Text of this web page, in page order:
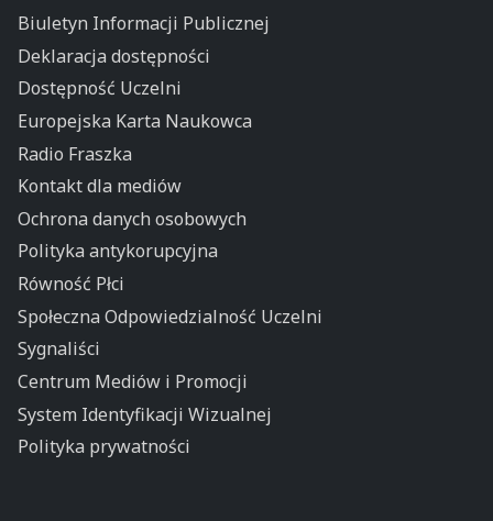
Biuletyn Informacji Publicznej
Deklaracja dostępności
Dostępność Uczelni
Europejska Karta Naukowca
Radio Fraszka
Kontakt dla mediów
Ochrona danych osobowych
Polityka antykorupcyjna
Równość Płci
Społeczna Odpowiedzialność Uczelni
Sygnaliści
Centrum Mediów i Promocji
System Identyfikacji Wizualnej
Polityka prywatności